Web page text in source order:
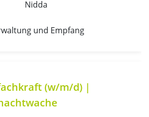
Nidda
und Empfang
(w/m/d) |